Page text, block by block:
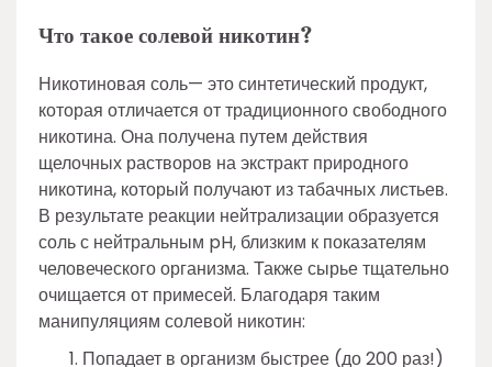
Что такое солевой никотин?
Никотиновая соль— это синтетический продукт,
которая отличается от традиционного свободного
никотина. Она получена путем действия
щелочных растворов на экстракт природного
никотина, который получают из табачных листьев.
В результате реакции нейтрализации образуется
соль с нейтральным pH, близким к показателям
человеческого организма. Также сырье тщательно
очищается от примесей. Благодаря таким
манипуляциям солевой никотин:
Попадает в организм быстрее (до 200 раз!)